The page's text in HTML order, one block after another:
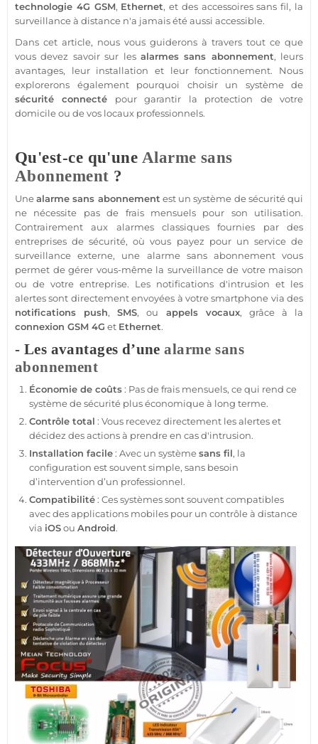
technologie 4G GSM, Ethernet, et des accessoiressans fil, la
surveillanceà distance n'a jamais été aussi accessible.
Dans cet article, nous vous guiderons à travers tout ce que
vous devez savoir sur les alarmessans abonnement, leurs
avantages, leur installation et leur fonctionnement. Nous
explorerons également pourquoi choisir un systèmede
sécurité
connecté pour garantir la protection de votre
domicile ou de vos locaux professionnels.
Qu'est-ce qu'une Alarme sans
Abonnement ?
Unealarme sans abonnement est unsystème desécuritéqui
ne nécessite pas de frais mensuels pour son utilisation.
Contrairement aux alarmes classiques fournies par des
entreprises desécurité, où vous payez pour un service de
surveillance externe, une alarme sans abonnementvous
permet de gérer vous-même la surveillancede votre maison
ou de votre entreprise. Les notifications d'intrusion et les
alertes sont directement envoyées à votresmartphone via des
notifications push,SMS, ou appels vocaux, grâce à la
connexion GSM 4G et Ethernet.
- Les avantages d’unealarme sans
abonnement
Économie de coûts: Pas de frais mensuels, ce qui rend ce
systèmedesécurité plus économique à long terme.
Contrôle total : Vous recevez directement les alertes et
décidez des actions à prendre en cas d'intrusion.
Installation facile: Avec un systèmesans fil, la
configuration est souvent simple, sans besoin
d’intervention d’un professionnel.
Compatibilité: Ces systèmes sont souventcompatibles
avec des applications mobiles pour un contrôle à distance
via iOSou Android.